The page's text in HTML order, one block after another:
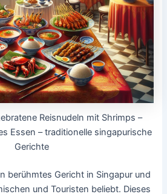
Reisnudeln mit Shrimps –
Essen – traditionelle singapurische
Gerichte
berühmtes Gericht in Singapur und
und Touristen beliebt. Dieses